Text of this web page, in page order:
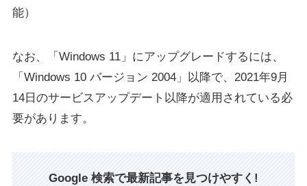
能）
なお、「Windows 11」にアップグレードするには、
「Windows 10 バージョン 2004」以降で、2021年9月
14日のサービスアップデート以降が適用されている必
要があります。
Google 検索で最新記事を見つけやすく!